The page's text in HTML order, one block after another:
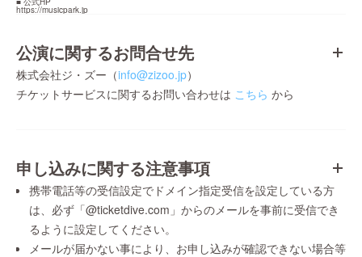
https://musicpark.jp
公演に関するお問合せ先
株式会社ジ・ズー（info@zizoo.jp）
チケットサービスに関するお問い合わせは こちら から
申し込みに関する注意事項
携帯電話等の受信設定でドメイン指定受信を設定している方
は、必ず「@ticketdive.com」からのメールを事前に受信でき
るように設定してください。
メールが届かない事により、お申し込みが確認できない場合等